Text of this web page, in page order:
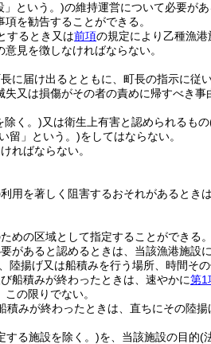
」という。)の維持運営について必要が
を勧告することができる。
するとき又は前項の規定により乙種漁
見を徴しなければならない。
に届け出るとともに、町長の指示に従
失又は損傷がその者の責めに帰すべき事
除く。)又は衛生上有害と認められるもの
留」という。)をしてはならない。
ればならない。
用を著しく阻害するおそれがあるとき
めの区域として指定することができる。
があると認めるときは、当該漁港施設
陸揚げ又は船積みを行う場所、時間そ
船積みが終わったときは、速やかに第1
の限りでない。
みが終わったときは、直ちにその陸
する施設を除く。)を、当該施設の目的(